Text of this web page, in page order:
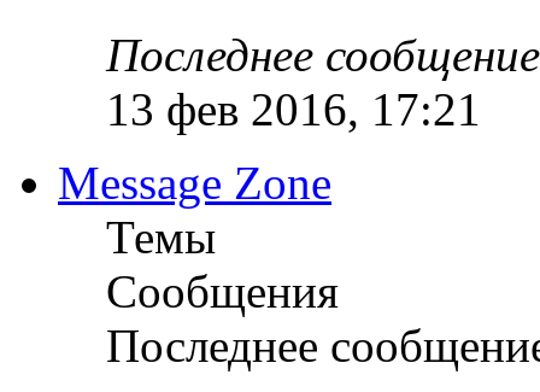
Последнее сообщение
13 фев 2016, 17:21
Message Zone
Темы
Сообщения
Последнее